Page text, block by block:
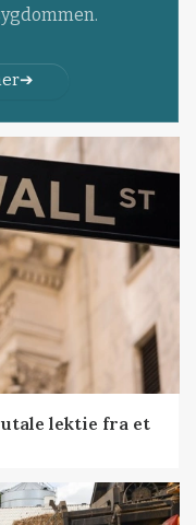
lektie fra et